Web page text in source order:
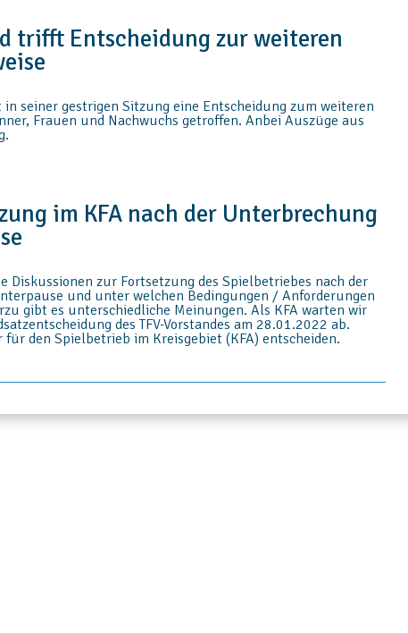
trifft Entscheidung zur weiteren
in seiner gestrigen Sitzung eine Entscheidung zum weiteren
Frauen und Nachwuchs getroffen. Anbei Auszüge aus
im KFA nach der Unterbrechung
Diskussionen zur Fortsetzung des Spielbetriebes nach der
und unter welchen Bedingungen / Anforderungen
gibt es unterschiedliche Meinungen. Als KFA warten wir
des TFV-Vorstandes am 28.01.2022 ab.
für den Spielbetrieb im Kreisgebiet (KFA) entscheiden.